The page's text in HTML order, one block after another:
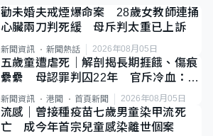
勸未婚夫戒煙爆命案 28歲女教師連捅
心臟兩刀判死緩 母斥判太重已上訴
新聞資訊 新聞熱話 2026年08月05日
五歲童遭虐死｜解剖揭長期捱餓、傷痕
纍纍 母認罪判囚22年 官斥冷血：同
類案最惡劣
新聞資訊 港聞 首頁新聞 2026年08月05日
流感｜曾接種疫苗七歲男童染甲流死
亡 成今年首宗兒童感染離世個案